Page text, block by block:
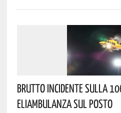
Brutto Incidente Sulla
Eliambulanza Sul Posto